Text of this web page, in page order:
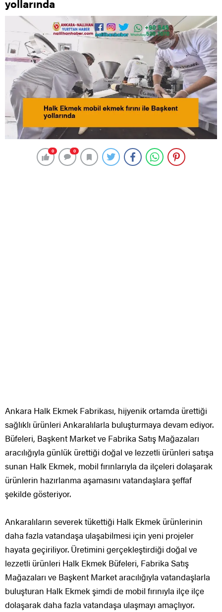
yollarında
0 0
Ankara Halk Ekmek Fabrikası, hijyenik ortamda ürettiği
sağlıklı ürünleri Ankaralılarla buluşturmaya devam ediyor.
Büfeleri, Başkent Market ve Fabrika Satış Mağazaları
aracılığıyla günlük ürettiği doğal ve lezzetli ürünleri satışa
sunan Halk Ekmek, mobil fırınlarıyla da ilçeleri dolaşarak
ürünlerin hazırlanma aşamasını vatandaşlara şeffaf
şekilde gösteriyor.
Ankaralıların severek tükettiği Halk Ekmek ürünlerinin
daha fazla vatandaşa ulaşabilmesi için yeni projeler
hayata geçiriliyor. Üretimini gerçekleştirdiği doğal ve
lezzetli ürünleri Halk Ekmek Büfeleri, Fabrika Satış
Mağazaları ve Başkent Market aracılığıyla vatandaşlarla
buluşturan Halk Ekmek şimdi de mobil fırınıyla ilçe ilçe
dolaşarak daha fazla vatandaşa ulaşmayı amaçlıyor.